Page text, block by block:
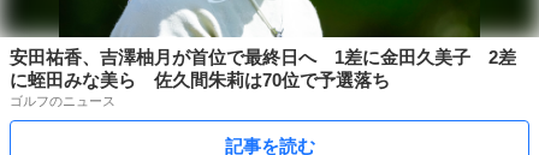
安田祐香、吉澤柚月が首位で最終日へ 1差に金田久美子 2差
に蛭田みな美ら 佐久間朱莉は70位で予選落ち
ゴルフのニュース
記事を読む